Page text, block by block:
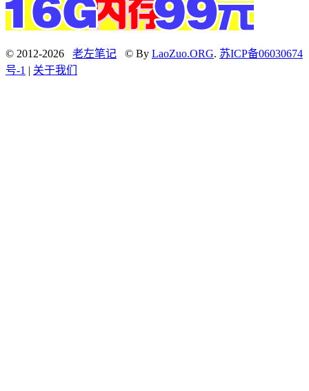
© 2012-2026 老左笔记 © By LaoZuo.ORG. 苏ICP备06030674
号-1 | 关于我们